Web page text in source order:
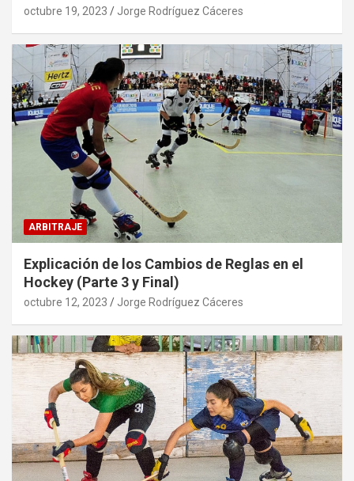
octubre 19, 2023 Jorge Rodríguez Cáceres
ARBITRAJE
Explicación de los Cambios de Reglas en el
Hockey (Parte 3 y Final)
octubre 12, 2023 Jorge Rodríguez Cáceres